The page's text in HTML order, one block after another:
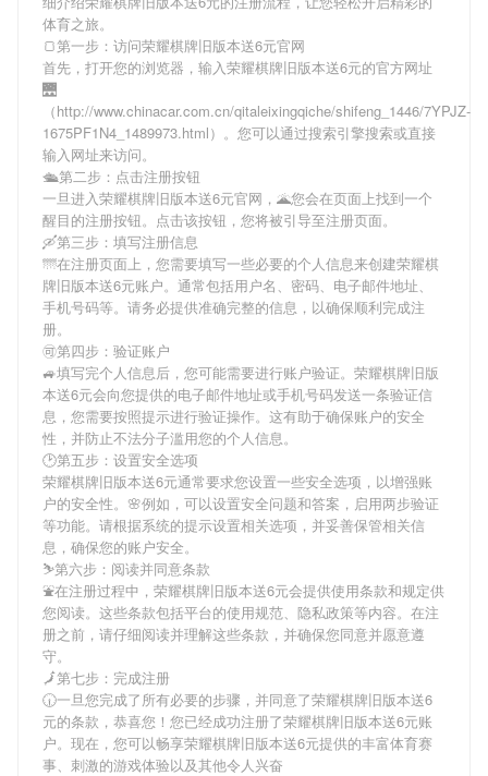
体育之旅。
🍞第一步：访问荣耀棋牌旧版本送6元官网
首先，打开您的浏览器，输入荣耀棋牌旧版本送6元的官方网址
🌉
（http://www.chinacar.com.cn/qitaleixingqiche/shifeng_1446/7YPJZ-
1675PF1N4_1489973.html）。您可以通过搜索引擎搜索或直接
输入网址来访问。
🛳第二步：点击注册按钮
一旦进入荣耀棋牌旧版本送6元官网，🌋您会在页面上找到一个
醒目的注册按钮。点击该按钮，您将被引导至注册页面。
🛶第三步：填写注册信息
🌁在注册页面上，您需要填写一些必要的个人信息来创建荣耀棋
牌旧版本送6元账户。通常包括用户名、密码、电子邮件地址、
手机号码等。请务必提供准确完整的信息，以确保顺利完成注
册。
🉑第四步：验证账户
🚙填写完个人信息后，您可能需要进行账户验证。 荣耀棋牌旧版
本送6元会向您提供的电子邮件地址或手机号码发送一条验证信
息，您需要按照提示进行验证操作。这有助于确保账户的安全
性，并防止不法分子滥用您的个人信息。
🕑第五步：设置安全选项
荣耀棋牌旧版本送6元通常要求您设置一些安全选项，以增强账
户的安全性。🌸例如，可以设置安全问题和答案，启用两步验证
等功能。请根据系统的提示设置相关选项，并妥善保管相关信
息，确保您的账户安全。
⛷第六步：阅读并同意条款
⛲在注册过程中， 荣耀棋牌旧版本送6元会提供使用条款和规定供
您阅读。这些条款包括平台的使用规范、隐私政策等内容。在注
册之前，请仔细阅读并理解这些条款，并确保您同意并愿意遵
守。
🗾第七步：完成注册
🕡一旦您完成了所有必要的步骤，并同意了荣耀棋牌旧版本送6
元的条款，恭喜您！您已经成功注册了荣耀棋牌旧版本送6元账
户。现在，您可以畅享荣耀棋牌旧版本送6元提供的丰富体育赛
事、刺激的游戏体验以及其他令人兴奋